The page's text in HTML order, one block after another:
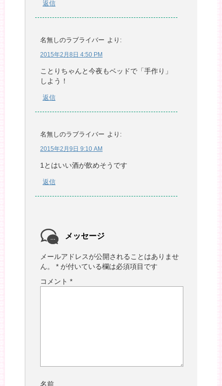
返信
名無しのラブライバー より:
2015年2月8日 4:50 PM
ことりちゃんと今夜もベッドで「手作り」
しよう！
返信
名無しのラブライバー より:
2015年2月9日 9:10 AM
1とはいい酒が飲めそうです
返信
メッセージ
メールアドレスが公開されることはありませ
ん。
* が付いている欄は必須項目です
コメント *
名前